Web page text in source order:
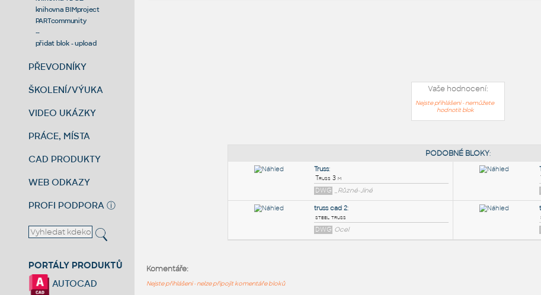
knihovna BIMproject
PARTcommunity
--
přidat blok - upload
PŘEVODNÍKY
ŠKOLENÍ/VÝUKA
VIDEO UKÁZKY
PRÁCE, MÍSTA
CAD PRODUKTY
WEB ODKAZY
PROFI PODPORA ⓘ
PORTÁLY PRODUKTŮ
AUTOCAD
Vaše hodnocení:
Nejste přihlášeni - nemůžete
hodnotit blok
Komentáře:
Nejste přihlášeni - nelze připojit komentáře bloků